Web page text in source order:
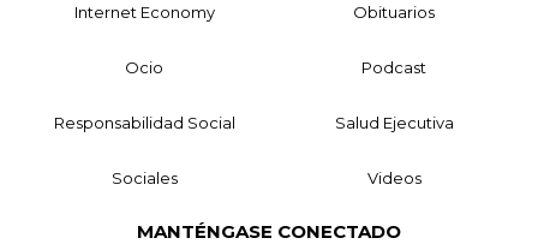
Internet Economy Obituarios
Ocio Podcast
Responsabilidad Social Salud Ejecutiva
Sociales Videos
MANTÉNGASE CONECTADO